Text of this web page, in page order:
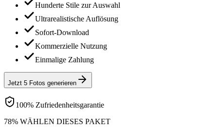
Hunderte Stile zur Auswahl
Ultrarealistische Auflösung
Sofort-Download
Kommerzielle Nutzung
Einmalige Zahlung
Jetzt 5 Fotos generieren
100% Zufriedenheitsgarantie
78% WÄHLEN DIESES PAKET